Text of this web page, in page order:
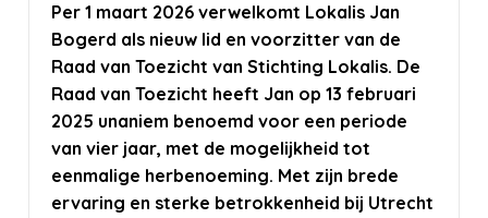
Per 1 maart 2026 verwelkomt Lokalis Jan
Bogerd als nieuw lid en voorzitter van de
Raad van Toezicht van Stichting Lokalis. De
Raad van Toezicht heeft Jan op 13 februari
2025 unaniem benoemd voor een periode
van vier jaar, met de mogelijkheid tot
eenmalige herbenoeming. Met zijn brede
ervaring en sterke betrokkenheid bij Utrecht